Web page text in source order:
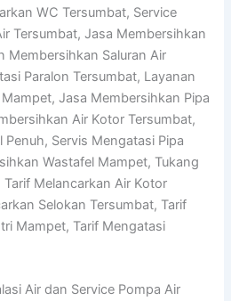
WC Tersumbat, Service
Tersumbat, Jasa Membersihkan
Membersihkan Saluran Air
Paralon Tersumbat, Layanan
Jasa Membersihkan Pipa
Air Kotor Tersumbat,
Servis Mengatasi Pipa
Wastafel Mampet, Tukang
Melancarkan Air Kotor
Selokan Tersumbat, Tarif
Mampet, Tarif Mengatasi
Air dan Service Pompa Air